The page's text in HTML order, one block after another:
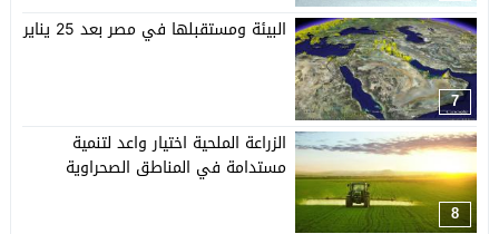
7
البيئة ومستقبلها في مصر بعد 25 يناير
8
الزراعة الملحية اختيار واعد لتنمية
مستدامة في المناطق الصحراوية